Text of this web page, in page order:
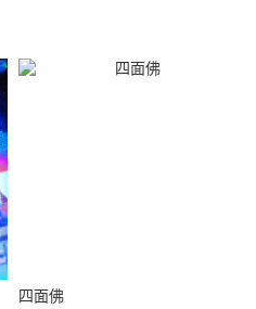
四面佛